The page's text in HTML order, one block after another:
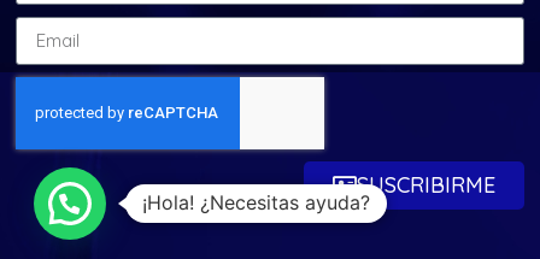
SUSCRIBIRME
¡Hola! ¿Necesitas ayuda?